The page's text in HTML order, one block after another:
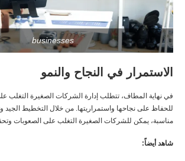
businesses
الاستمرار في النجاح والنمو
في نهاية المطاف، تتطلب إدارة الشركات الصغيرة التغلب
للحفاظ على نجاحها واستمراريتها. من خلال التخطيط الجيد
مناسبة، يمكن للشركات الصغيرة التغلب على الصعوبات
شاهد أيضاً: